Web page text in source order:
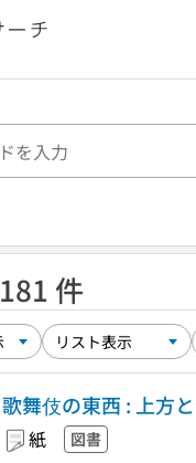
件
歌舞伎の東西 : 上方
紙 図書